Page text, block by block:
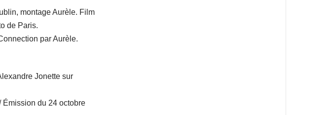
montage Aurèle. Film
de Paris.
par Aurèle.
Jonette sur
Émission du 24 octobre